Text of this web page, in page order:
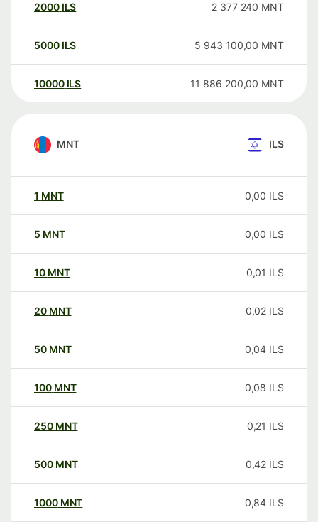
2000 ILS 2 377 240 MNT
5000 ILS 5 943 100,00 MNT
10000 ILS 11 886 200,00 MNT
MNT ILS
1 MNT 0,00 ILS
5 MNT 0,00 ILS
10 MNT 0,01 ILS
20 MNT 0,02 ILS
50 MNT 0,04 ILS
100 MNT 0,08 ILS
250 MNT 0,21 ILS
500 MNT 0,42 ILS
1000 MNT 0,84 ILS